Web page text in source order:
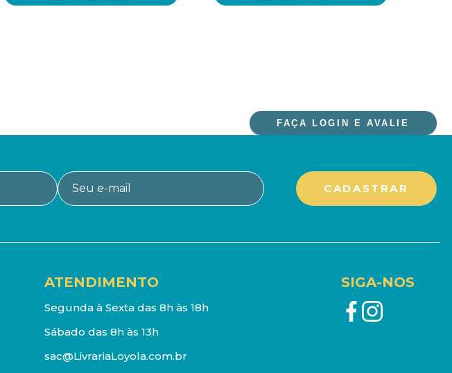
FAÇA LOGIN E AVALIE
ATENDIMENTO
Segunda à Sexta das 8h às 18h
Sábado das 8h às 13h
sac@LivrariaLoyola.com.br
SIGA-NOS